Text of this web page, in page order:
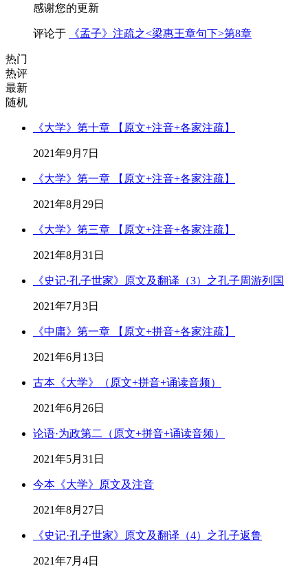
感谢您的更新
评论于 《孟子》注疏之<梁惠王章句下>第8章
热门
热评
最新
随机
《大学》第十章 【原文+注音+各家注疏】
2021年9月7日
《大学》第一章 【原文+注音+各家注疏】
2021年8月29日
《大学》第三章 【原文+注音+各家注疏】
2021年8月31日
《史记·孔子世家》原文及翻译（3）之孔子周游列国
2021年7月3日
《中庸》第一章 【原文+拼音+各家注疏】
2021年6月13日
古本《大学》（原文+拼音+诵读音频）
2021年6月26日
论语·为政第二（原文+拼音+诵读音频）
2021年5月31日
今本《大学》原文及注音
2021年8月27日
《史记·孔子世家》原文及翻译（4）之孔子返鲁
2021年7月4日